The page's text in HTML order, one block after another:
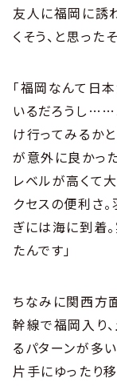
友人に福岡に誘
くそう、と思ったそ
「福岡なんて日
いるだろうし……
け行ってみるか
が意外に良かっ
レベルが高くて
クセスの便利さ
ぎには海に到着
たんです」
ちなみに関西方
幹線で福岡入り
るパターンが多
片手にゆったり